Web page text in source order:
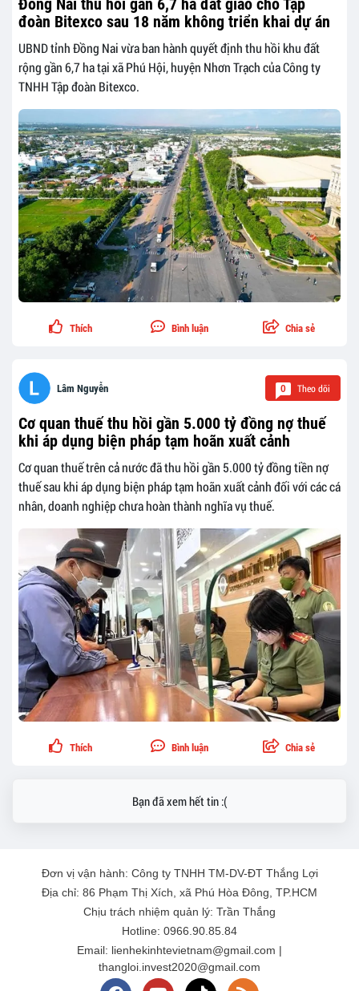
đoàn Bitexco sau 18 năm không triển khai dự án
UBND tỉnh Đồng Nai vừa ban hành quyết định thu hồi khu đất
rộng gần 6,7 ha tại xã Phú Hội, huyện Nhơn Trạch của Công ty
TNHH Tập đoàn Bitexco.
Thích Bình luận Chia sẻ
Lâm Nguyễn 0 Theo dõi
Cơ quan thuế thu hồi gần 5.000 tỷ đồng nợ thuế
khi áp dụng biện pháp tạm hoãn xuất cảnh
Cơ quan thuế trên cả nước đã thu hồi gần 5.000 tỷ đồng tiền nợ
thuế sau khi áp dụng biện pháp tạm hoãn xuất cảnh đối với các cá
nhân, doanh nghiệp chưa hoàn thành nghĩa vụ thuế.
Thích Bình luận Chia sẻ
Bạn đã xem hết tin :(
Đơn vị vận hành: Công ty TNHH TM-DV-ĐT Thắng Lợi
Địa chỉ: 86 Phạm Thị Xích, xã Phú Hòa Đông, TP.HCM
Chịu trách nhiệm quản lý: Trần Thắng
Hotline: 0966.90.85.84
Email: lienhekinhtevietnam@gmail.com |
thangloi.invest2020@gmail.com